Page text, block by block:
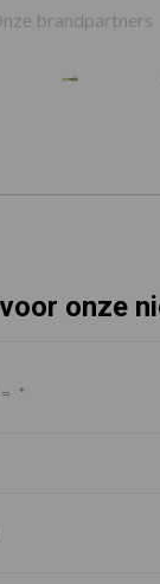
brandpartners
onze
*